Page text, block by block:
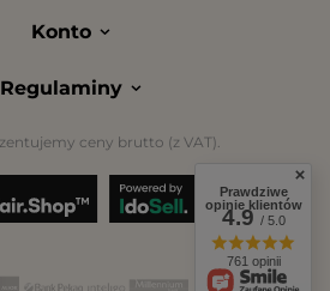
Konto
Regulaminy
ceny brutto (z VAT).
Prawdziwe
opinie klientów
4.9/ 5.0
761 opinii